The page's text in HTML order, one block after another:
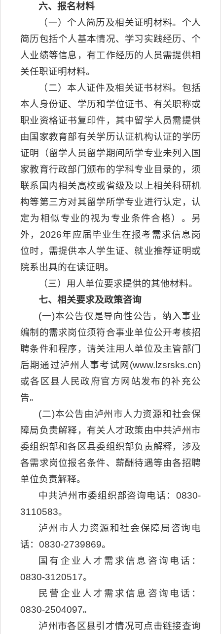
六、报名材料
（一）个人简历及相关证明材料。个人
简历包括个人基本情况、学习实践经历、个
人业绩等信息，有工作经历的人员需提供相
关任职证明材料。
（二）本人证件及相关证书材料。包括
本人身份证、学历和学位证书、有关职称或
职业资格证书复印件，其中留学人员需提供
由国家教育部有关学历认证机构认证的学历
证明（留学人员留学期间所学专业未列入国
家教育行政部门颁布的学科专业目录的，须
联系国内相关高校或省级及以上相关科研机
构等第三方对其留学所学专业进行认定，认
定为相似专业的视为专业条件合格）。另
外，2026年应届毕业生在报考需求信息岗
位时，需提供本人学生证、就业推荐证明或
院系出具的在读证明。
（三）用人单位要求提供的其他材料。
七、相关要求及政策咨询
(一)本公告仅是导向性公告，纳入事业
编制的需求岗位须符合事业单位公开考核招
聘条件和程序，请关注用人单位及主管部门
后期通过泸州人事考试网(www.lzsrsks.cn)
或各区县人民政府官方网站发布的补充公
告。
(二)本公告由泸州市人力资源和社会保
障局负责解释，有关人才政策由中共泸州市
委组织部和各区县委组织部负责解释，涉及
各需求岗位报名条件、薪酬待遇等由各招聘
单位负责解释。
中共泸州市委组织部咨询电话：0830-
3110583。
泸州市人力资源和社会保障局咨询电
话：0830-2739869。
国有企业人才需求信息咨询电话：
0830-3120517。
民营企业人才需求信息咨询电话：
0830-2504097。
泸州市各区县引才情况可点击链接查询